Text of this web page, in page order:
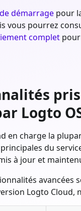
démarrage pour
vous pourrez
complet
Logto
en charge la
du
à jour et
avancées
Logto Cloud,